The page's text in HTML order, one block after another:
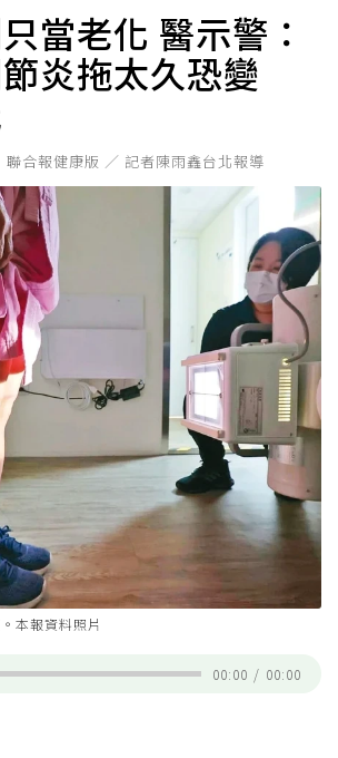
當老化 醫示警：
炎拖太久恐變
聯合報健康版 ／ 記者陳雨鑫台北報導
本報資料照片
00:00 / 00:00